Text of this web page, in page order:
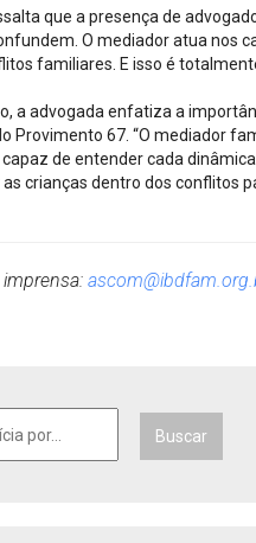
que a presença de
O mediador atua nos
familiares. E isso é
a advogada enfatiza a
Provimento 67. “O mediador
de entender cada
crianças dentro dos conflitos
Buscar